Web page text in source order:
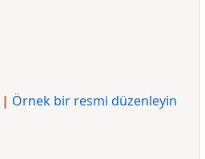
| Örnek bir resmi düzenleyin